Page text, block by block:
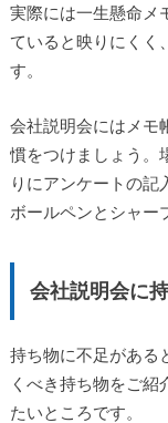
実際には一生懸命メ
ていると映りにくく
す。
会社説明会にはメモ
慣をつけましょう。
りにアンケートの記
ボールペンとシャー
会社説明会に
持ち物に不足がある
くべき持ち物をご紹
たいところです。